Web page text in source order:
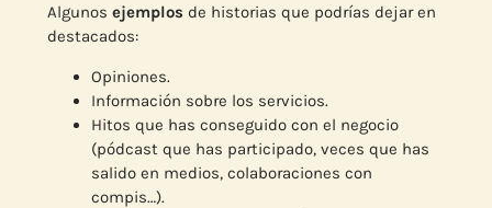
Algunos ejemplos de historias que podrías dejar en
destacados:
Opiniones.
Información sobre los servicios.
Hitos que has conseguido con el negocio
(pódcast que has participado, veces que has
salido en medios, colaboraciones con
compis…).